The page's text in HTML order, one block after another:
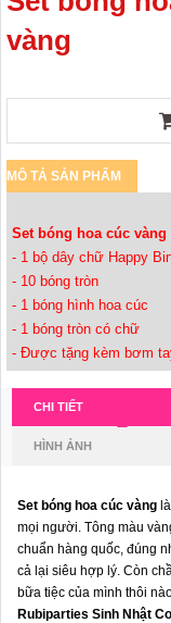
vàng
MÔ TẢ SẢN PHẨM
Set bóng hoa cúc vàng
- 1 bộ dây chữ Happy
- 10 bóng tròn
- 1 bóng hình hoa cúc
- 1 bóng tròn có chữ
- Được tặng kèm bơm
CHI TIẾT
HÌNH ẢNH
Set bóng hoa cúc vàng
mọi người. Tông màu
chuẩn hàng quốc, đúng
cả lại siêu hợp lý. Còn
bữa tiệc của mình thôi
Rubiparties Sinh Nhật